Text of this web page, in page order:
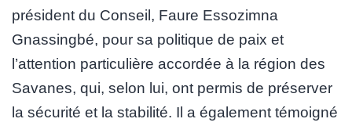
président du Conseil, Faure Essozimna
Gnassingbé, pour sa politique de paix et
l’attention particulière accordée à la région des
Savanes, qui, selon lui, ont permis de préserver
la sécurité et la stabilité. Il a également témoigné